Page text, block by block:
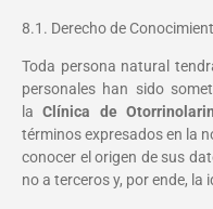
8.1. Derecho de
Toda persona natural
personales han sido
laClínica de
términos expresados en la
conocer el origen de sus
no a terceros y, por ende,